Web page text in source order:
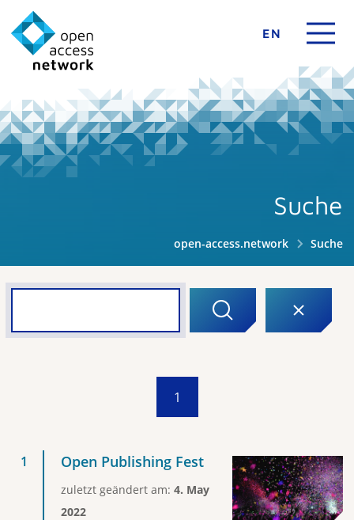
EN
Suche
open-access.network Suche
1
Open Publishing Fest
zuletzt geändert am: 4. May
2022